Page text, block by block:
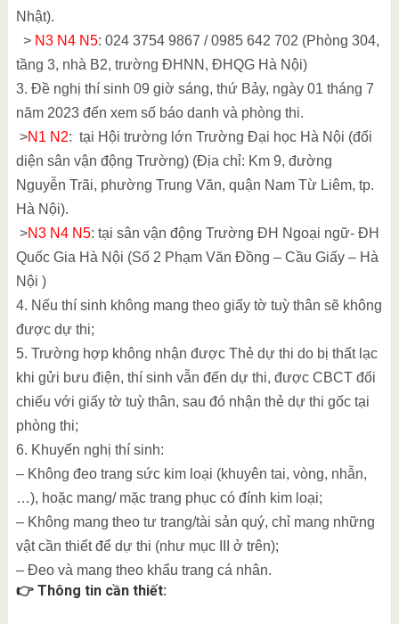
Nhật).
> N3 N4 N5: 024 3754 9867 / 0985 642 702 (Phòng 304,
tầng 3, nhà B2, trường ĐHNN, ĐHQG Hà Nội)
3. Đề nghị thí sinh 09 giờ sáng, thứ Bảy, ngày 01 tháng 7
năm 2023 đến xem số báo danh và phòng thi.
>N1 N2: tại Hội trường lớn Trường Đại học Hà Nội (đối
diện sân vận động Trường) (Địa chỉ: Km 9, đường
Nguyễn Trãi, phường Trung Văn, quận Nam Từ Liêm, tp.
Hà Nội).
>N3 N4 N5: tại sân vận động Trường ĐH Ngoại ngữ- ĐH
Quốc Gia Hà Nội (Số 2 Phạm Văn Đồng – Cầu Giấy – Hà
Nội )
4. Nếu thí sinh không mang theo giấy tờ tuỳ thân sẽ không
được dự thi;
5. Trường hợp không nhận được Thẻ dự thi do bị thất lạc
khi gửi bưu điện, thí sinh vẫn đến dự thi, được CBCT đối
chiếu với giấy tờ tuỳ thân, sau đó nhận thẻ dự thi gốc tại
phòng thi;
6. Khuyến nghị thí sinh:
– Không đeo trang sức kim loại (khuyên tai, vòng, nhẫn,
…), hoặc mang/ mặc trang phục có đính kim loại;
– Không mang theo tư trang/tài sản quý, chỉ mang những
vật cần thiết để dự thi (như mục III ở trên);
– Đeo và mang theo khẩu trang cá nhân.
👉 Thông tin cần thiết: